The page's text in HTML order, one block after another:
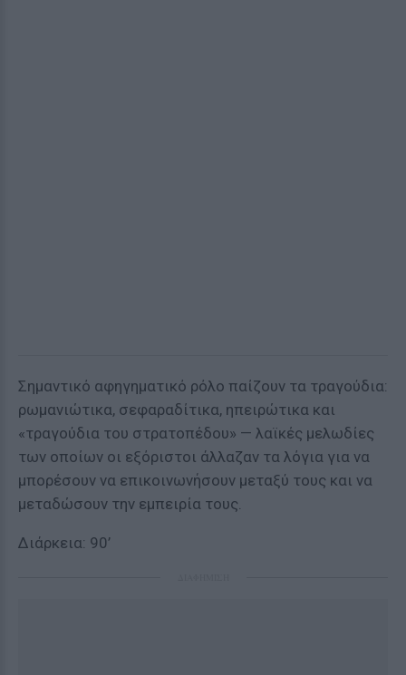
Σημαντικό αφηγηματικό ρόλο παίζουν τα τραγούδια:
ρωμανιώτικα, σεφαραδίτικα, ηπειρώτικα και
«τραγούδια του στρατοπέδου» — λαϊκές μελωδίες
των οποίων οι εξόριστοι άλλαζαν τα λόγια για να
μπορέσουν να επικοινωνήσουν μεταξύ τους και να
μεταδώσουν την εμπειρία τους.
Διάρκεια: 90’